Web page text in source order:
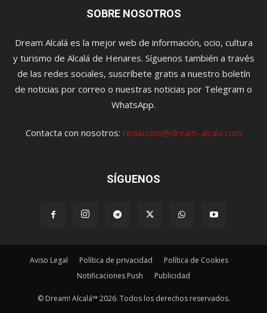
SOBRE NOSOTROS
Dream Alcalá es la mejor web de información, ocio, cultura
y turismo de Alcalá de Henares. Síguenos también a través
de las redes sociales, suscríbete gratis a nuestro boletín
de noticias por correo o nuestras noticias por Telegram o
WhatsApp.
Contacta con nosotros: redaccion@dream-alcala.com
SÍGUENOS
Aviso Legal Política de privacidad
Política de Cookies
Notificaciones Push
Publicidad
© Dream! Alcalá™ 2026. Todos los derechos reservados.